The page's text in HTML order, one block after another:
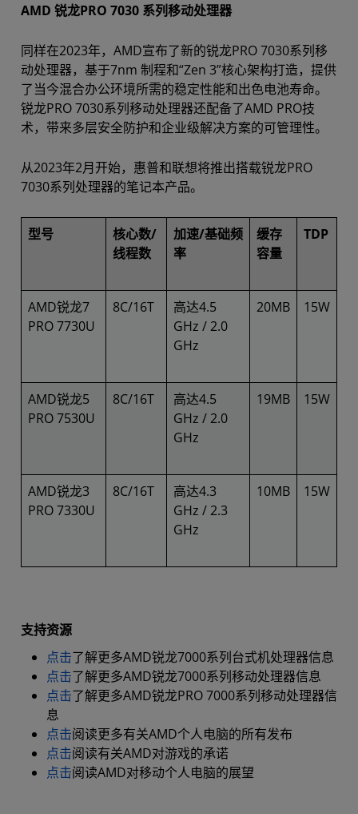
AMD 锐龙PRO 7030 系列移动处理器
同样在2023年，AMD宣布了新的锐龙PRO 7030系列移
动处理器，基于7nm 制程和“Zen 3”核心架构打造，提供
了当今混合办公环境所需的稳定性能和出色电池寿命。
锐龙PRO 7030系列移动处理器还配备了AMD PRO技
术，带来多层安全防护和企业级解决方案的可管理性。
从2023年2月开始，惠普和联想将推出搭载锐龙PRO
7030系列处理器的笔记本产品。
型号
核心数/
线程数
加速/基础频
率
缓存
容量
TDP
AMD锐龙7
PRO 7730U
8C/16T
高达4.5
GHz / 2.0
GHz
20MB 15W
AMD锐龙5
PRO 7530U
8C/16T
高达4.5
GHz / 2.0
GHz
19MB 15W
AMD锐龙3
PRO 7330U
8C/16T
高达4.3
GHz / 2.3
GHz
10MB 15W
支持资源
点击了解更多AMD锐龙7000系列台式机处理器信息
点击了解更多AMD锐龙7000系列移动处理器信息
点击了解更多AMD锐龙PRO 7000系列移动处理器信
息
点击阅读更多有关AMD个人电脑的所有发布
点击阅读有关AMD对游戏的承诺
点击阅读AMD对移动个人电脑的展望